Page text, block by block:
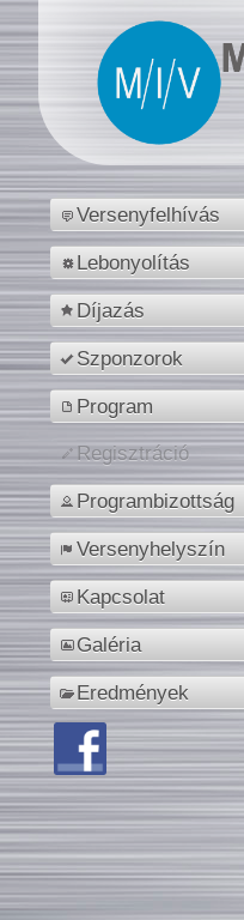
Versenyfelhívás
Lebonyolítás
Díjazás
Szponzorok
Program
Regisztráció
Programbizottság
Versenyhelyszín
Kapcsolat
Galéria
Eredmények